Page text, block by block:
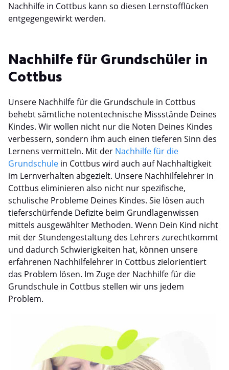
Nachhilfe in Cottbus kann so diesen Lernstofflücken
entgegengewirkt werden.
Nachhilfe für Grundschüler in
Cottbus
Unsere Nachhilfe für die Grundschule in Cottbus
behebt sämtliche notentechnische Missstände Deines
Kindes. Wir wollen nicht nur die Noten Deines Kindes
verbessern, sondern ihm auch einen tieferen Sinn des
Lernens vermitteln. Mit der Nachhilfe für die
Grundschule in Cottbus wird auch auf Nachhaltigkeit
im Lernverhalten abgezielt. Unsere Nachhilfelehrer in
Cottbus eliminieren also nicht nur spezifische,
schulische Probleme Deines Kindes. Sie lösen auch
tieferschürfende Defizite beim Grundlagenwissen
mittels ausgewählter Methoden. Wenn Dein Kind nicht
mit der Stundengestaltung des Lehrers zurechtkommt
und dadurch Schwierigkeiten hat, können unsere
erfahrenen Nachhilfelehrer in Cottbus zielorientiert
das Problem lösen. Im Zuge der Nachhilfe für die
Grundschule in Cottbus stellen wir uns jedem
Problem.